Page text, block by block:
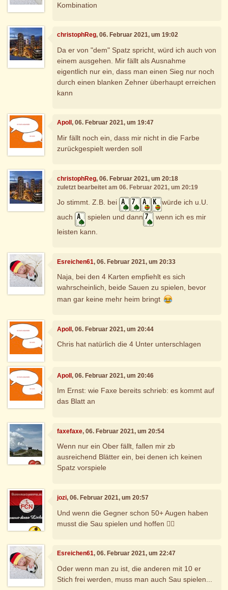
Kombination
christophReg, 06. Februar 2021, um 19:02
Da er von "dem" Spatz spricht, würd ich auch von
einem ausgehen. Mir fällt als Ausnahme
eigentlich nur ein, dass man einen Sieg nur noch
durch einen blanken Zehner überhaupt erreichen
kann
Apoll, 06. Februar 2021, um 19:47
Mir fällt noch ein, dass mir nicht in die Farbe
zurückgespielt werden soll
christophReg, 06. Februar 2021, um 20:18
zuletzt bearbeitet am 06. Februar 2021, um 20:19
Jo stimmt. Z.B. bei
würde ich u.U.
auch
spielen und dann
wenn ich es mir
leisten kann.
Esreichen61, 06. Februar 2021, um 20:33
Naja, bei den 4 Karten empfiehlt es sich
wahrscheinlich, beide Sauen zu spielen, bevor
man gar keine mehr heim bringt
Apoll, 06. Februar 2021, um 20:44
Chris hat natürlich die 4 Unter unterschlagen
Apoll, 06. Februar 2021, um 20:46
Im Ernst: wie Faxe bereits schrieb: es kommt auf
das Blatt an
faxefaxe, 06. Februar 2021, um 20:54
Wenn nur ein Ober fällt, fallen mir zb
ausreichend Blätter ein, bei denen ich keinen
Spatz vorspiele
jozi, 06. Februar 2021, um 20:57
Und wenn die Gegner schon 50+ Augen haben
musst die Sau spielen und hoffen 🤷‍♂️
Esreichen61, 06. Februar 2021, um 22:47
Oder wenn man zu ist, die anderen mit 10 er
Stich frei werden, muss man auch Sau spielen...